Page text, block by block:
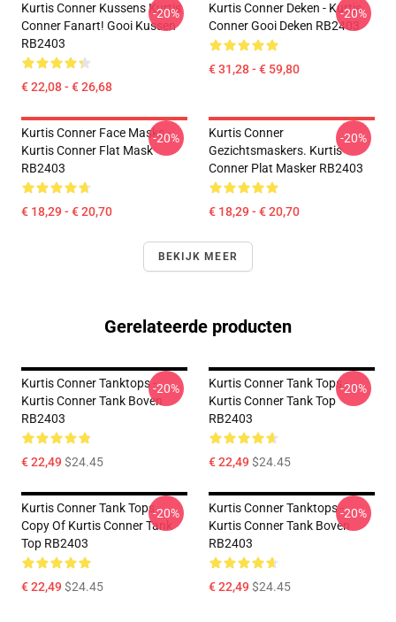
Kurtis Conner Kussens Kurtis
Conner Fanart! Gooi Kussen
RB2403
€ 22,08 - € 26,68
-20%
Kurtis Conner Deken - Kurtis
Conner Gooi Deken RB2403
€ 31,28 - € 59,80
-20%
Kurtis Conner Face Masks -
Kurtis Conner Flat Mask
RB2403
€ 18,29 - € 20,70
-20%
Kurtis Conner
Gezichtsmaskers. Kurtis
Conner Plat Masker RB2403
€ 18,29 - € 20,70
-20%
BEKIJK MEER
Gerelateerde producten
Kurtis Conner Tanktops -
Kurtis Conner Tank Boven
RB2403
€ 22,49$24.45
-20%
Kurtis Conner Tank Tops -
Kurtis Conner Tank Top
RB2403
€ 22,49$24.45
-20%
Kurtis Conner Tank Tops -
Copy Of Kurtis Conner Tank
Top RB2403
€ 22,49$24.45
-20%
Kurtis Conner Tanktops -
Kurtis Conner Tank Boven
RB2403
€ 22,49$24.45
-20%